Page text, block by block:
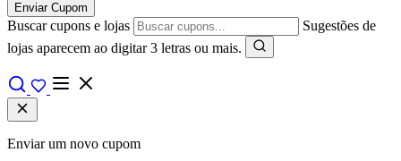
Enviar Cupom
Buscar cupons e lojas
Sugestões de
lojas aparecem ao digitar 3 letras ou mais.
Enviar um novo cupom